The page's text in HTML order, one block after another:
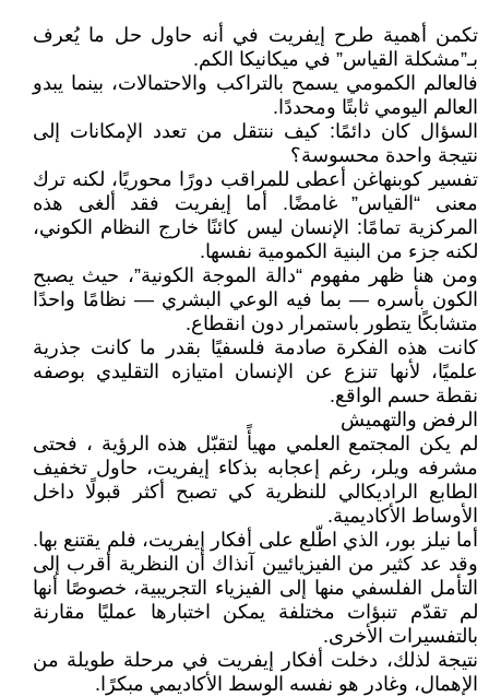
تكمن أهمية طرح إيفريت في أنه حاول حل ما يُعرف
بـ”مشكلة القياس” في ميكانيكا الكم.
فالعالم الكمومي يسمح بالتراكب والاحتمالات، بينما يبدو
العالم اليومي ثابتًا ومحددًا.
السؤال كان دائمًا: كيف ننتقل من تعدد الإمكانات إلى
نتيجة واحدة محسوسة؟
تفسير كوبنهاغن أعطى للمراقب دورًا محوريًا، لكنه ترك
معنى “القياس” غامضًا. أما إيفريت فقد ألغى هذه
المركزية تمامًا: الإنسان ليس كائنًا خارج النظام الكوني،
لكنه جزء من البنية الكمومية نفسها.
ومن هنا ظهر مفهوم “دالة الموجة الكونية”، حيث يصبح
الكون بأسره — بما فيه الوعي البشري — نظامًا واحدًا
متشابكًا يتطور باستمرار دون انقطاع.
كانت هذه الفكرة صادمة فلسفيًا بقدر ما كانت جذرية
علميًا، لأنها تنزع عن الإنسان امتيازه التقليدي بوصفه
نقطة حسم الواقع.
الرفض والتهميش
لم يكن المجتمع العلمي مهيأً لتقبّل هذه الرؤية ، فحتى
مشرفه ويلر، رغم إعجابه بذكاء إيفريت، حاول تخفيف
الطابع الراديكالي للنظرية كي تصبح أكثر قبولًا داخل
الأوساط الأكاديمية.
أما نيلز بور، الذي اطّلع على أفكار إيفريت، فلم يقتنع بها.
وقد عد كثير من الفيزيائيين آنذاك أن النظرية أقرب إلى
التأمل الفلسفي منها إلى الفيزياء التجريبية، خصوصًا أنها
لم تقدّم تنبؤات مختلفة يمكن اختبارها عمليًا مقارنة
بالتفسيرات الأخرى.
نتيجة لذلك، دخلت أفكار إيفريت في مرحلة طويلة من
الإهمال، وغادر هو نفسه الوسط الأكاديمي مبكرًا.